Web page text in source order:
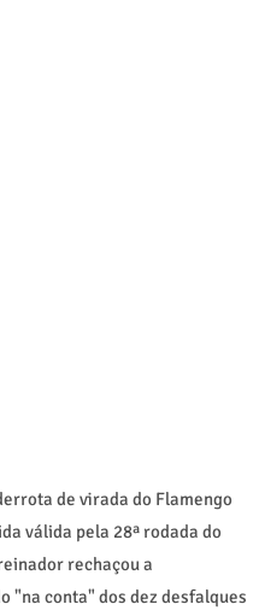
de virada do Flamengo
válida pela 28ª rodada do
rechaçou a
"na conta" dos dez desfalques